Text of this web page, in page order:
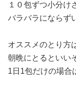
１０包ずつ小分け
バラバラにならず
オススメのとり方
朝晩にとるといい
1日1包だけの場合